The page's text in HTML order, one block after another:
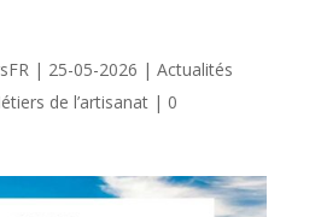
| 25-05-2026 | Actualités
de l’artisanat| 0